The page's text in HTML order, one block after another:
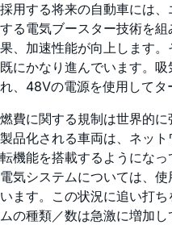
採用する将来の自動車には
する電気ブースター技術を
果、加速性能が向上します
既にかなり進んでいます。
れ、48Vの電源を使用してタ
燃費に関する規制は世界的
製品化される車両は、ネッ
転機能を搭載するようにな
電気システムについては、
います。この状況に追い打
ムの種類／数は急激に増加